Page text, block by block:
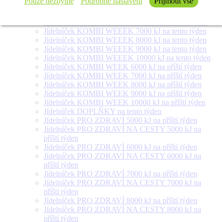
týden
Jídelníček KOMBI WEEEK 7000 kJ na tento týden
Jídelníček KOMBI WEEEK 8000 kJ na tento týden
Jídelníček KOMBI WEEEK 9000 kJ na tento týden
Jídelníček KOMBI WEEEK 10000 kJ na tento týden
Jídelníček KOMBI WEEK 6000 kJ na příští týden
Jídelníček KOMBI WEEK 7000 kJ na příští týden
Jídelníček KOMBI WEEK 8000 kJ na příští týden
Jídelníček KOMBI WEEK 9000 kJ na příští týden
Jídelníček KOMBI WEEK 10000 kJ na příští týden
Jídelníček DOPLŇKY na tento týden
Jídelníček PRO ZDRAVÍ 5000 kJ na příští týden
Jídelníček PRO ZDRAVÍ NA CESTY 5000 kJ na
příští týden
Jídelníček PRO ZDRAVÍ 6000 kJ na příští týden
Jídelníček PRO ZDRAVÍ NA CESTY 6000 kJ na
příští týden
Jídelníček PRO ZDRAVÍ 7000 kJ na příští týden
Jídelníček PRO ZDRAVÍ NA CESTY 7000 kJ na
příští týden
Jídelníček PRO ZDRAVÍ 8000 kJ na příští týden
Jídelníček PRO ZDRAVÍ NA CESTY 8000 kJ na
příští týden